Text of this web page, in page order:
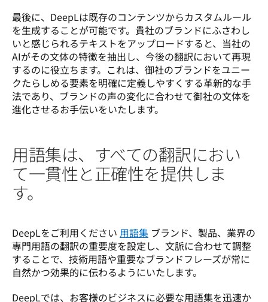
最後に、DeepLは既存のコンテンツからカスタムルール
を生成することが可能です。貴社のブランドにふさわし
いと感じられるテキストをアップロードすると、当社の
AIがその文体の特徴を抽出し、今後の翻訳において再現
するのに役立ちます。これは、御社のブランドをユニー
クたらしめる要素を明確に定義しやすくする革新的な手
法であり、ブランドの声の変化に合わせて御社の文体を
進化させるお手伝いをいたします。
用語集は、すべての翻訳におい
て一貫性と正確性を提供しま
す。
DeepLをご利用ください 用語集 ブランド、製品、業界の
専門用語の翻訳の重要度を設定し、文脈に合わせて調整
することで、技術用語や重要なブランドフレーズが常に
自然かつ効果的に伝わるようにいたします。
DeepLでは、お客様のビジネスに必要な用語集を迅速か